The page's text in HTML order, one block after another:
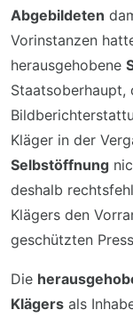
Abgebildeten
Vorinstanzen
herausgehobene
Staatsoberhaupt,
Kläger in der
Selbstöffnung
deshalb
Klägers den
geschützten
Die
Klägers als